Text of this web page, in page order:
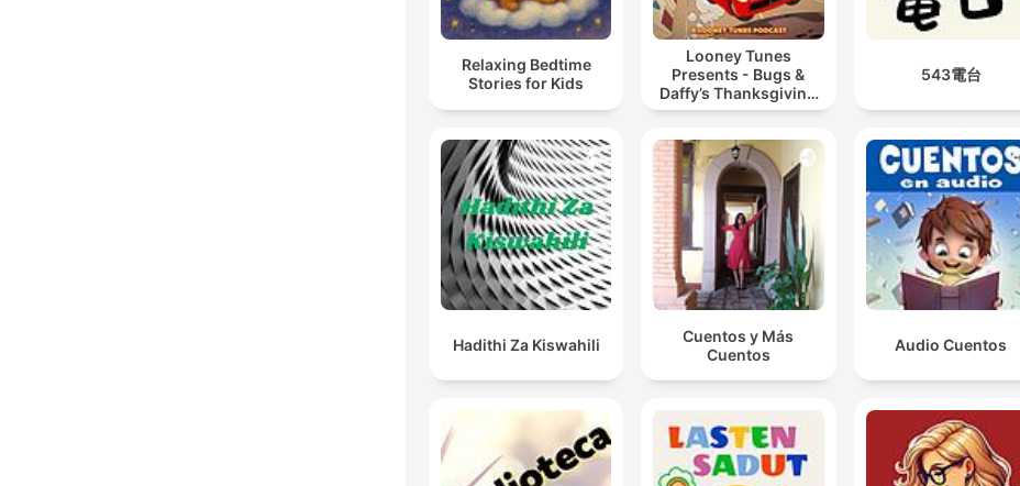
Relaxing Bedtime
Stories for Kids
Looney Tunes
Presents - Bugs &
Daffy’s Thanksgiving
Road Trip
543電台
Hadithi Za Kiswahili
Cuentos y Más
Cuentos
Audio Cuentos